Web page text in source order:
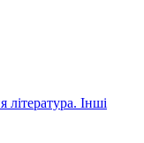
література. Інші